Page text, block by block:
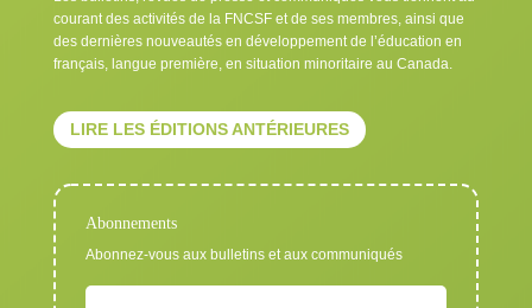
courant des activités de la FNCSF et de ses membres, ainsi que
des dernières nouveautés en développement de l’éducation en
français, langue première, en situation minoritaire au Canada.
LIRE LES ÉDITIONS ANTÉRIEURES
Abonnements
Abonnez-vous aux bulletins et aux communiqués
Nom